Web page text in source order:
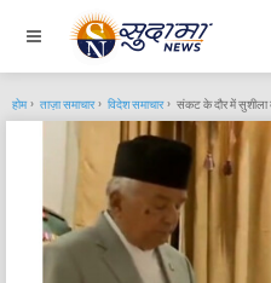
होम ताज़ा समाचार विदेश समाचार संकट के दौर में सुशीला